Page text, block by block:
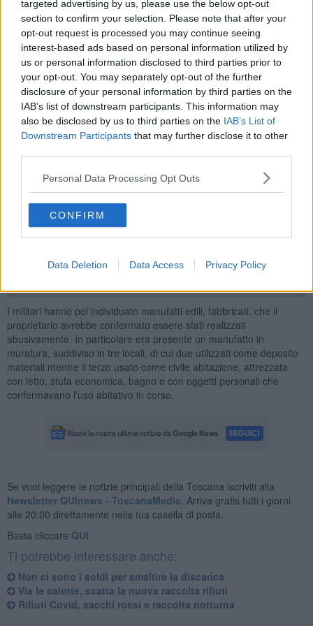
targeted advertising by us, please use the below opt-out
section to confirm your selection. Please note that after your
opt-out request is processed you may continue seeing
interest-based ads based on personal information utilized by
us or personal information disclosed to third parties prior to
your opt-out. You may separately opt-out of the further
disclosure of your personal information by third parties on the
IAB’s list of downstream participants. This information may
also be disclosed by us to third parties on the IAB’s List of
Downstream Participants that may further disclose it to other
Personal Data Processing Opt Outs
CONFIRM
Data Deletion Data Access Privacy Policy
proprietario del fondo per aver realizzato manufatti senza
permesso di costruire.
Dall'area recintata e chiusa fuoriuscivano fumo scuro di odore acre
e colpi di martello così i militari hanno deciso di intervenire e una
volta entrati hanno identificato un uomo di origini rumene, intento
ad effettuare uno smaltimento di rifiuti speciali tramite
abbruciamento, finalizzato ad estrarre rame da vecchi motori
elettrici. Sul posto è sopraggiunto un uomo di origini albanesi, che
ha dichiarato di avere la disponibilità dei luoghi per un accordo
verbale con il proprietario. All’interno dell’area è stata accertata una
cernita dei materiali, con lo scopo di ricavarne rame, ottone,
alluminio e ferro. In particolare erano depositati, in parte sul suolo
in parte all’interno di capannoni prefabbricati, motori elettrici,
batterie esauste, elettrodomestici, cavi elettrici e altri materiali
I militari hanno poi individuato manufatti edili, fabbricati, che il
proprietario avrebbe confermato essere stati realizzati
abusivamente. In particolare era presente un manufatto in
muratura, suddiviso in tre locali, di cui due utilizzati come deposito
materiali mentre il terzo usato come civile abitazione, attrezzata
con letto, stufa economica, bagno e con oggetti personali che
confermavano l’uso abitativo in corso.
Se vuoi leggere le notizie principali della Toscana iscriviti alla
Newsletter QUInews - ToscanaMedia. Arriva gratis tutti i giorni
alle 20:00 direttamente nella tua casella di posta.
Basta cliccare QUI
Ti potrebbe interessare anche:
Non ci sono i soldi per smaltire la discarica
Via le calotte, scatta la nuova raccolta rifiuti
Rifiuti Covid, sacchi rossi e raccolta notturna